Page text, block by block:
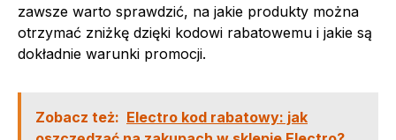
zawsze warto sprawdzić, na jakie produkty można
otrzymać zniżkę dzięki kodowi rabatowemu i jakie są
dokładnie warunki promocji.
Zobacz też: Electro kod rabatowy: jak